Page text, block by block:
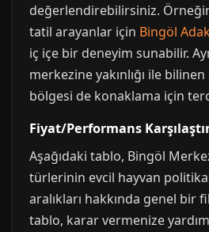
değerlendirebilirsiniz.
tatil arayanlar için Bingöl
iç içe bir deneyim sunabilir.
merkezine yakınlığı ile bilinen
bölgesi de konaklama için
Fiyat/Performans
Aşağıdaki tablo, Bingöl
türlerinin evcil hayvan
aralıkları hakkında genel bir
tablo, karar vermenize